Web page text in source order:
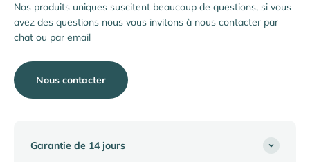
Nos produits uniques suscitent beaucoup de questions, si vous
avez des questions nous vous invitons à nous contacter par
chat ou par email
Nous contacter
Garantie de 14 jours